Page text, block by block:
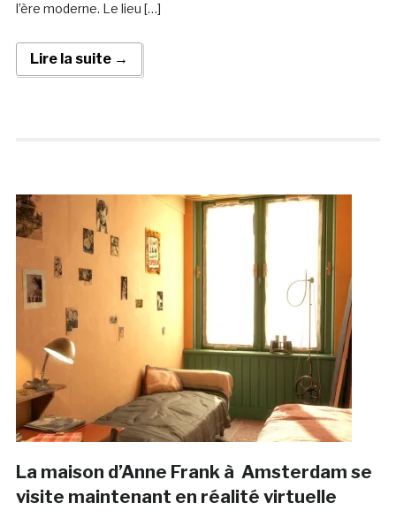
l’ère moderne. Le lieu […]
Lire la suite →
La maison d’Anne Frank à Amsterdam se
visite maintenant en réalité virtuelle